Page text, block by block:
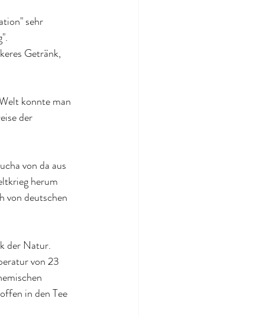
sehr
Getränk,
konnte man
der
von da aus
herum
von deutschen
der Natur.
von 23
in den Tee